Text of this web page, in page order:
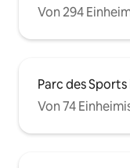
Von 294
Parc des
Von 74